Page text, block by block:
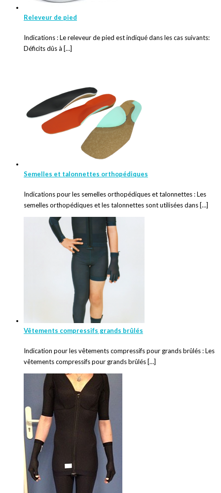
Releveur de pied
Indications : Le releveur de pied est indiqué dans les cas suivants:
Déficits dûs à […]
Semelles et talonnettes orthopédiques
Indications pour les semelles orthopédiques et talonnettes : Les
semelles orthopédiques et les talonnettes sont utilisées dans […]
Vêtements compressifs grands brûlés
Indication pour les vêtements compressifs pour grands brûlés : Les
vêtements compressifs pour grands brûlés […]